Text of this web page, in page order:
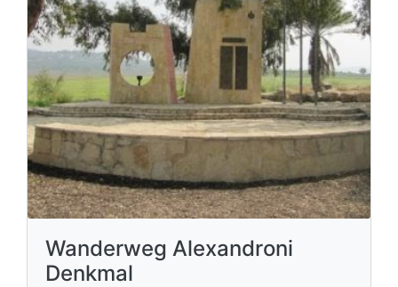
Wanderweg Alexandroni
Denkmal